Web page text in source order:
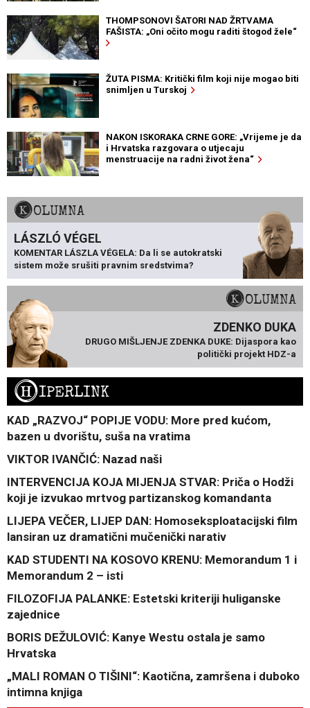
THOMPSONOVI ŠATORI NAD ŽRTVAMA
FAŠISTA: „Oni očito mogu raditi štogod žele“
ŽUTA PISMA: Kritički film koji nije mogao biti
snimljen u Turskoj
NAKON ISKORAKA CRNE GORE: „Vrijeme je da
i Hrvatska razgovara o utjecaju
menstruacije na radni život žena“
KOLUMNA
LÁSZLÓ VÉGEL
KOMENTAR LÁSZLA VÉGELA: Da li se autokratski
sistem može srušiti pravnim sredstvima?
KOLUMNA
ZDENKO DUKA
DRUGO MIŠLJENJE ZDENKA DUKE: Dijaspora kao
politički projekt HDZ-a
HIPERLINK
KAD „RAZVOJ“ POPIJE VODU: More pred kućom,
bazen u dvorištu, suša na vratima
VIKTOR IVANČIĆ: Nazad naši
INTERVENCIJA KOJA MIJENJA STVAR: Priča o Hodži
koji je izvukao mrtvog partizanskog komandanta
LIJEPA VEČER, LIJEP DAN: Homoseksploatacijski film
lansiran uz dramatični mučenički narativ
KAD STUDENTI NA KOSOVO KRENU: Memorandum 1 i
Memorandum 2 – isti
FILOZOFIJA PALANKE: Estetski kriteriji huliganske
zajednice
BORIS DEŽULOVIĆ: Kanye Westu ostala je samo
Hrvatska
„MALI ROMAN O TIŠINI“: Kaotična, zamršena i duboko
intimna knjiga